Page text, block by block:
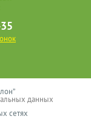
данных
сетях